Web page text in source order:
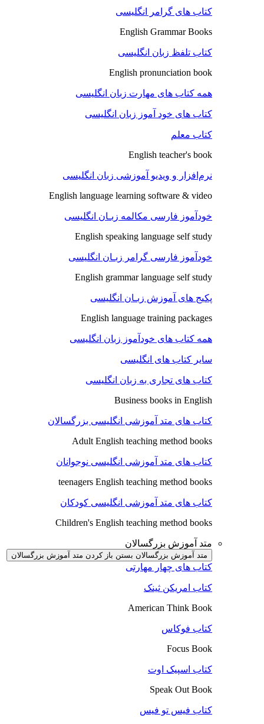
کتاب های گرامر انگلیسی
English Grammar Books
کتاب تلفظ زبان انگلیسی
English pronunciation book
همه کتاب های مهارت زبان انگلیسی
کتاب های خود آموز زبان انگلیسی
کتاب معلم
English teacher's book
نرم‌افزار و ویدیو آموزشی زبان انگلیسی
English language learning software & video
خودآموز فارسی مکالمه زبـان انگلیسی
English speaking language self study
خودآموز فارسی گرامر زبـان انگلیسی
English grammar language self study
پکیج های آموزش زبـان انگلیسی
English language training packages
همه کتاب های خودآموز زبان انگلیسی
سایر کتاب های انگلیسی
کتاب های تجاری به زبان انگلیسی
Business books in English
کتاب های متد آموزشی انگلیسی بزرگسالان
Adult English teaching method books
کتاب های متد آموزشی انگلیسی نوجوانان
teenagers English teaching method books
کتاب های متد آموزشی انگلیسی کودکان
Children's English teaching method books
متد آموزش بزرگسالان
متد آموزش بزرگسالان بستن باز کردن متد آموزش بزرگسالان
کتاب های چهار مهارتی
کتاب امریکن ثینک
American Think Book
کتاب فوکاس
Focus Book
کتاب اسپیک اوت
Speak Out Book
کتاب فیس تو فیس